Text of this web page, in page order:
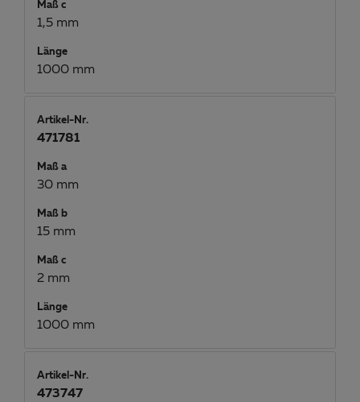
Maß c
1,5 mm
Länge
1000 mm
Artikel-Nr.
471781
Maß a
30 mm
Maß b
15 mm
Maß c
2 mm
Länge
1000 mm
Artikel-Nr.
473747